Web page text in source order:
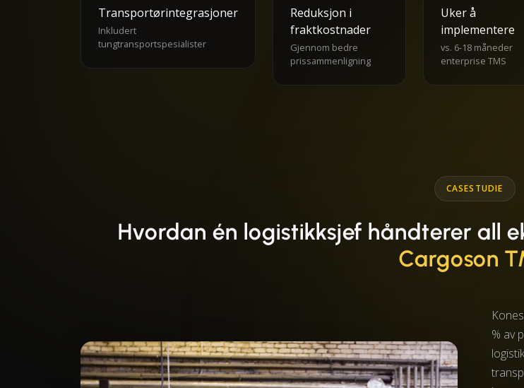
Transportørintegrasjoner
Inkludert
tungtransportspesialister
Reduksjon i
fraktkostnader
Gjennom bedre
prissammenligning
Uker å
implementere
vs. 6-18 måneder
enterprise TMS
CASESTUDIE
Hvordan én logistikksjef håndterer all
Cargoson
% av